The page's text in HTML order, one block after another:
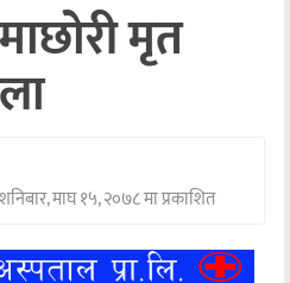
मृत
शनिबार, माघ १५, २०७८ मा प्रकाशित